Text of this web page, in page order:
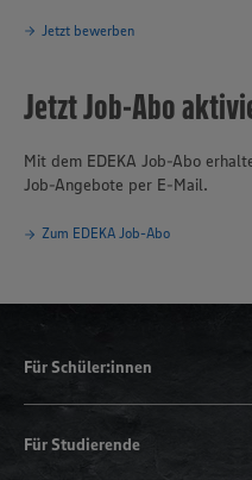
Jetzt bewerben
Jetzt Job-Abo
Mit dem EDEKA Job-Abo
Job-Angebote per E-Mail.
Zum EDEKA Job-Abo
Für Schüler:innen
Für Studierende